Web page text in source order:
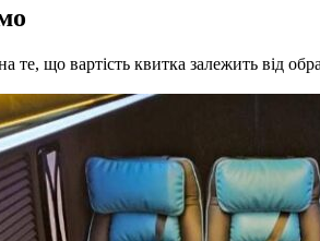
те, що вартість квитка залежить від